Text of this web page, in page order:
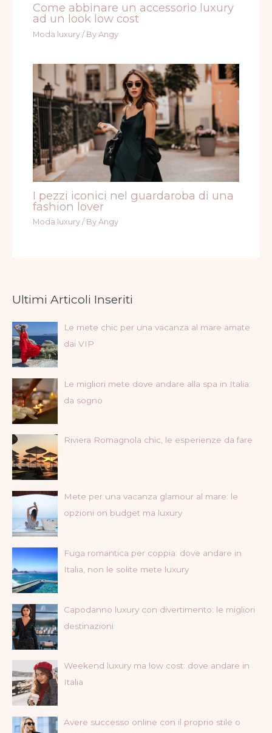
Come abbinare un accessorio luxury
ad un look low cost
Moda luxury / ByAngy
I pezzi iconici nel guardaroba di una
fashion lover
Moda luxury / ByAngy
Ultimi Articoli Inseriti
Le mete chic per una vacanza al mare amate
dai VIP
Le migliori mete dove andare alla spa in Italia:
da sogno
Riviera Romagnola chic, le esperienze da fare
Mete per una vacanza glamour al mare: le
opzioni on budget ma luxury
Fuga romantica per coppia: dove andare in
Italia, non le solite mete luxury
Capodanno luxury con divertimento: le migliori
destinazioni
Weekend luxury ma low cost: dove andare in
Italia
Avere successo online con il proprio stile o